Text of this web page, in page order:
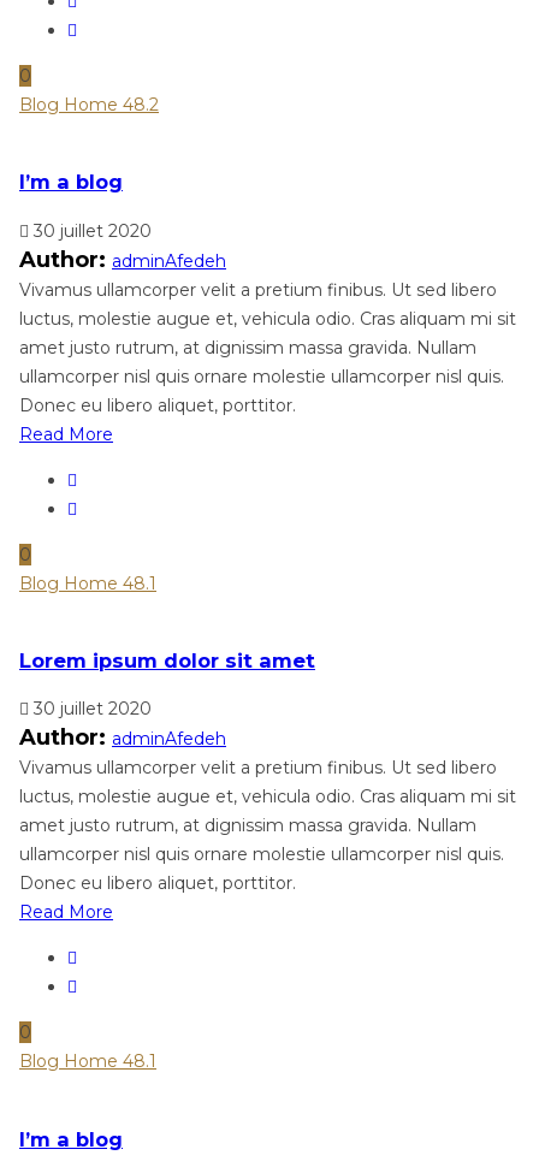
0
Blog Home 48.2
I’m a blog
30 juillet 2020
Author: adminAfedeh
Vivamus ullamcorper velit a pretium finibus. Ut sed libero
luctus, molestie augue et, vehicula odio. Cras aliquam mi sit
amet justo rutrum, at dignissim massa gravida. Nullam
ullamcorper nisl quis ornare molestie ullamcorper nisl quis.
Donec eu libero aliquet, porttitor.
Read More
0
Blog Home 48.1
Lorem ipsum dolor sit amet
30 juillet 2020
Author: adminAfedeh
Vivamus ullamcorper velit a pretium finibus. Ut sed libero
luctus, molestie augue et, vehicula odio. Cras aliquam mi sit
amet justo rutrum, at dignissim massa gravida. Nullam
ullamcorper nisl quis ornare molestie ullamcorper nisl quis.
Donec eu libero aliquet, porttitor.
Read More
0
Blog Home 48.1
I’m a blog